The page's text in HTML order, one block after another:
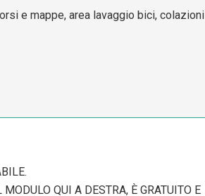
e mappe, area lavaggio bici, colazioni
QUI A DESTRA, È GRATUITO E